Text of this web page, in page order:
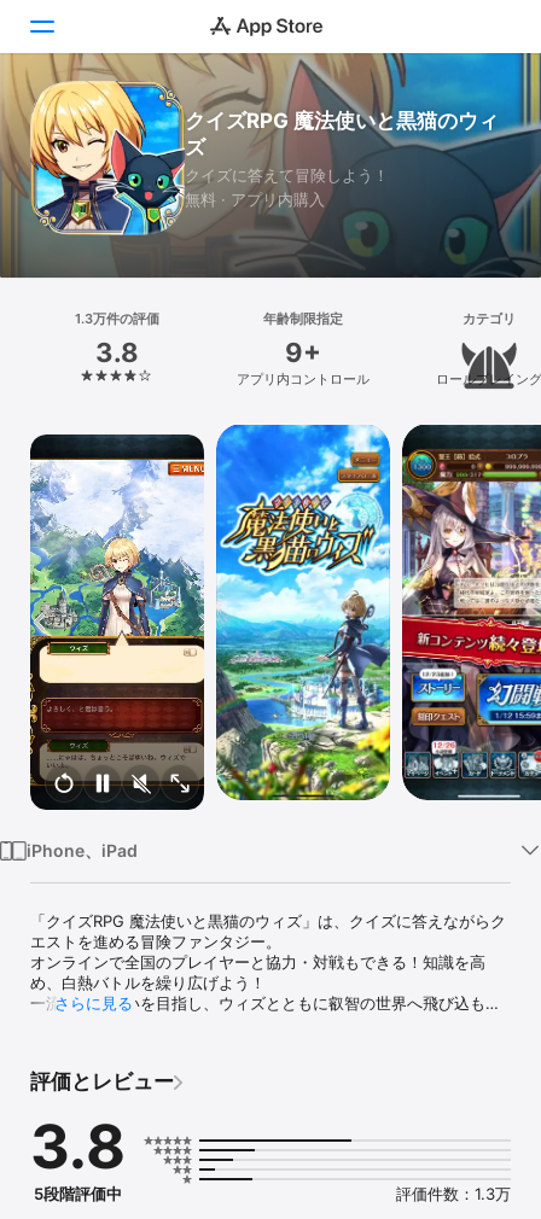
Today
ゲーム
アプリ
Arcade
検索
プラットフォーム
iPad
Mac
Vision
Watch
TV
クイズRPG 魔法使いと黒猫のウィ
ズ
クイズに答えて冒険しよう！
無料 · アプリ内購入
1.3万件の評価
3.8
年齢制限指定
9+
アプリ内コントロール
カテゴリ
ロールプレイング
iPhone、iPad
「クイズRPG 魔法使いと黒猫のウィズ」は、クイズに答えながらク
エストを進める冒険ファンタジー。
オンラインで全国のプレイヤーと協力・対戦もできる！知識を高
め、白熱バトルを繰り広げよう！
一流の魔法使いを目指し、ウィズとともに叡智の世界へ飛び込も
～解きはなて！すべての知識が魔法になる～
そして、人はそれを魔法と呼んだ。
これは、クエス＝アリアスと呼ばれる世界のとある魔法使いの物語
―
▼基本ルールはクイズに答えるだけ！
さらに見る
評価とレビュー
3.8
5段階評価中 評価件数：1.3万